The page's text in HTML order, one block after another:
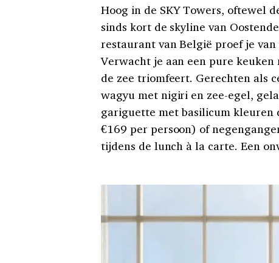
Hoog in de SKY Towers, oftewel
sinds kort de skyline van
restaurant van België proef je
Verwacht je aan een pure
de zee triomfeert. Gerechten als
wagyu met nigiri en zee-egel,
gariguette met basilicum kleuren
€169 per persoon) of
tijdens de lunch à la carte. Een